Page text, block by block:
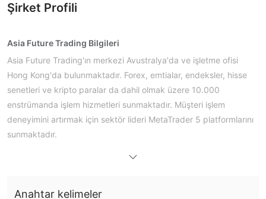
Şirket Profili
Asia Future Trading Bilgileri
Asia Future Trading'ın merkezi Avustralya'da ve işletme ofisi
Hong Kong'da bulunmaktadır. Forex, emtialar, endeksler, hisse
senetleri ve kripto paralar da dahil olmak üzere 10.000
enstrümanda işlem hizmetleri sunmaktadır. Müşteri işlem
deneyimini artırmak için sektör lideri MetaTrader 5 platformlarını
sunmaktadır.
kullanacaklarını rehberlik etmek için bir bilgi merkezi oluşturmuş
Anahtar kelimeler